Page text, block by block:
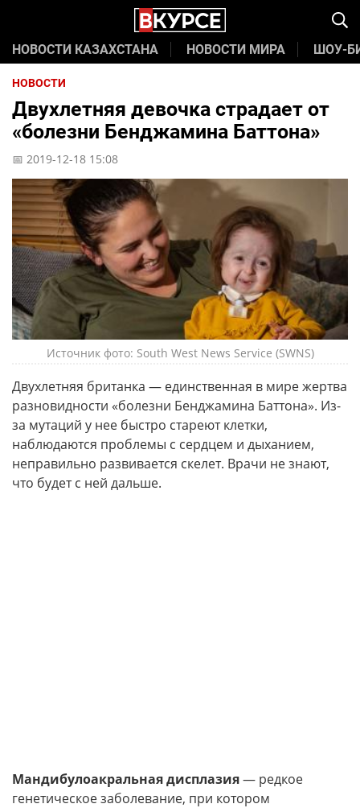
НОВОСТИ КАЗАХСТАНА НОВОСТИ МИРА ШОУ-
НОВОСТИ
Двухлетняя девочка страдает от
«болезни Бенджамина Баттона»
📅 2019-12-18 15:08
Источник фото: South West News Service (SWNS)
Двухлетняя британка — единственная в мире жертва
разновидности «болезни Бенджамина Баттона». Из-
за мутаций у нее быстро стареют клетки,
наблюдаются проблемы с сердцем и дыханием,
неправильно развивается скелет. Врачи не знают,
что будет с ней дальше.
Мандибулоакральная дисплазия— редкое
генетическое заболевание, при котором